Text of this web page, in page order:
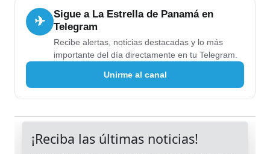
✈
Sigue a La Estrella de Panamá en
Telegram
Recibe alertas, noticias destacadas y lo más
importante del día directamente en tu Telegram.
Unirme al canal